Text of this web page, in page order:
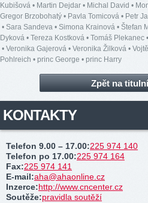
Kubišová • Martin Dejdar • Michal David •
Gregor Brzobohatý • Pavla Tomicová • Petr
• Sara Sandeva • Simona Krainová • Štefan
Dyková • Tereza Kostková • Tomáš Plekanec •
• Veronika Gajerová • Veronika Žilková •
Pohlreich • princ George • princ Harry
Zpět na
KONTAKTY
Telefon 9.00 – 17.00:225 974 140
Telefon po 17.00:225 974 164
Fax:225 974 141
E-mail:aha@ahaonline.cz
Inzerce:http://www.cncenter.cz
Soutěže:pravidla soutěží